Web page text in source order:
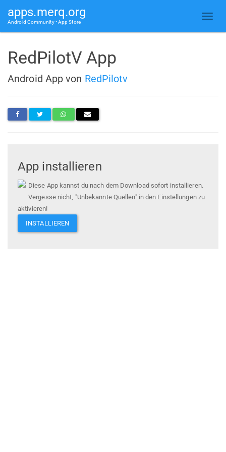
apps.merq.org
Android Community • App Store
RedPilotV App
Android App von RedPilotv
App installieren
Diese App kannst du nach dem Download sofort installieren.
Vergesse nicht, "Unbekannte Quellen" in den Einstellungen zu
aktivieren!
INSTALLIEREN